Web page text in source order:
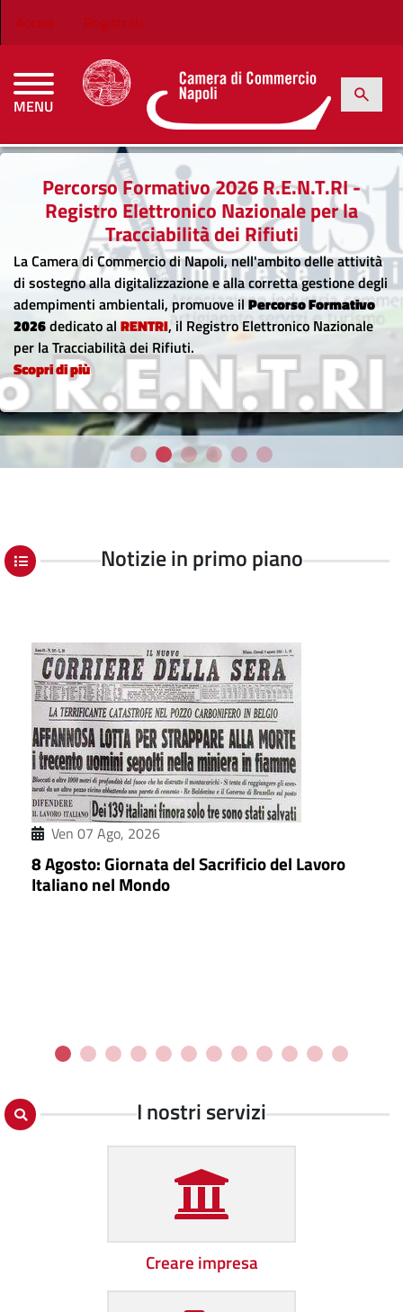
Menu profilo utente
Accedi Registrati
MENU
CAMERE DI COMMERCIO D'ITALIA
Cerca
h
Percorso Formativo 2026 R.E.N.T.RI -
Registro Elettronico Nazionale per la
Tracciabilità dei Rifiuti
La Camera di Commercio di Napoli, nell'ambito delle attività
di sostegno alla digitalizzazione e alla corretta gestione degli
adempimenti ambientali, promuove il Percorso Formativo
2026dedicato al RENTRI, il Registro Elettronico Nazionale
per la Tracciabilità dei Rifiuti.
Scopri di più
Previous
Notizie in primo piano
Ven 07 Ago, 2026
8 Agosto: Giornata del Sacrificio del Lavoro
Italiano nel Mondo
I nostri servizi
Creare impresa